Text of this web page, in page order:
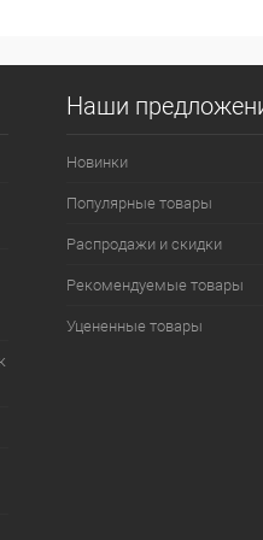
В
В избранное
Наши
Новинки
Популярные товары
Распродажи и скидки
Рекомендуемые товары
Уцененные товары